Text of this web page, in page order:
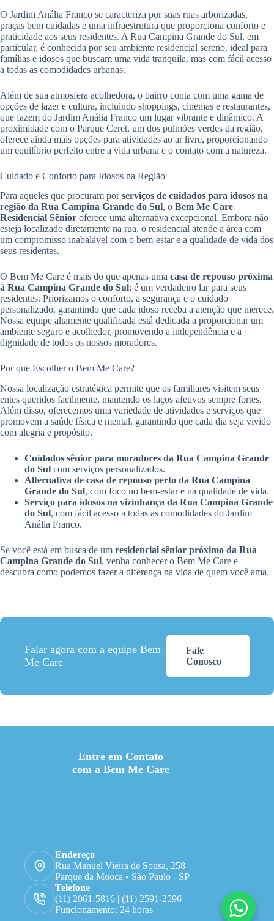
O Jardim Anália Franco se caracteriza por suas ruas arborizadas,
praças bem cuidadas e uma infraestrutura que proporciona conforto e
praticidade aos seus residentes. A Rua Campina Grande do Sul, em
particular, é conhecida por seu ambiente residencial sereno, ideal para
famílias e idosos que buscam uma vida tranquila, mas com fácil acesso
a todas as comodidades urbanas.
Além de sua atmosfera acolhedora, o bairro conta com uma gama de
opções de lazer e cultura, incluindo shoppings, cinemas e restaurantes,
que fazem do Jardim Anália Franco um lugar vibrante e dinâmico. A
proximidade com o Parque Ceret, um dos pulmões verdes da região,
oferece ainda mais opções para atividades ao ar livre, proporcionando
um equilíbrio perfeito entre a vida urbana e o contato com a natureza.
Cuidado e Conforto para Idosos na Região
Para aqueles que procuram porserviços de cuidados para idosos na
região da Rua Campina Grande do Sul, o Bem Me Care
Residencial Sênior oferece uma alternativa excepcional. Embora não
esteja localizado diretamente na rua, o residencial atende a área com
um compromisso inabalável com o bem-estar e a qualidade de vida dos
seus residentes.
O Bem Me Care é mais do que apenas uma casa de repouso próxima
à Rua Campina Grande do Sul; é um verdadeiro lar para seus
residentes. Priorizamos o conforto, a segurança e o cuidado
personalizado, garantindo que cada idoso receba a atenção que merece.
Nossa equipe altamente qualificada está dedicada a proporcionar um
ambiente seguro e acolhedor, promovendo a independência e a
dignidade de todos os nossos moradores.
Por que Escolher o Bem Me Care?
Nossa localização estratégica permite que os familiares visitem seus
entes queridos facilmente, mantendo os laços afetivos sempre fortes.
Além disso, oferecemos uma variedade de atividades e serviços que
promovem a saúde física e mental, garantindo que cada dia seja vivido
com alegria e propósito.
Cuidados sênior para moradores da Rua Campina Grande
do Sul com serviços personalizados.
Alternativa de casa de repouso perto da Rua Campina
Grande do Sul, com foco no bem-estar e na qualidade de vida.
Serviço para idosos na vizinhança da Rua Campina Grande
do Sul, com fácil acesso a todas as comodidades do Jardim
Anália Franco.
Se você está em busca de um residencial sênior próximo da Rua
Campina Grande do Sul, venha conhecer o Bem Me Care e
descubra como podemos fazer a diferença na vida de quem você ama.
Falar agora com a equipe Bem
Me Care
Fale
Conosco
Entre em Contato
com a Bem Me Care
Endereço
Rua Manuel Vieira de Sousa, 258
Parque da Mooca • São Paulo - SP
Telefone
(11) 2061-5816 | (11) 2591-2596
Funcionamento: 24 horas